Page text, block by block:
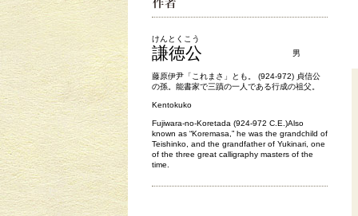
けんとくこう
謙徳公 男
藤原伊尹「これまさ」とも。 (924-972) 貞信公
の孫。能書家で三蹟の一人である行成の祖父。
Kentokuko
Fujiwara-no-Koretada (924-972 C.E.)Also
known as “Koremasa,” he was the grandchild of
Teishinko, and the grandfather of Yukinari, one
of the three great calligraphy masters of the
time.